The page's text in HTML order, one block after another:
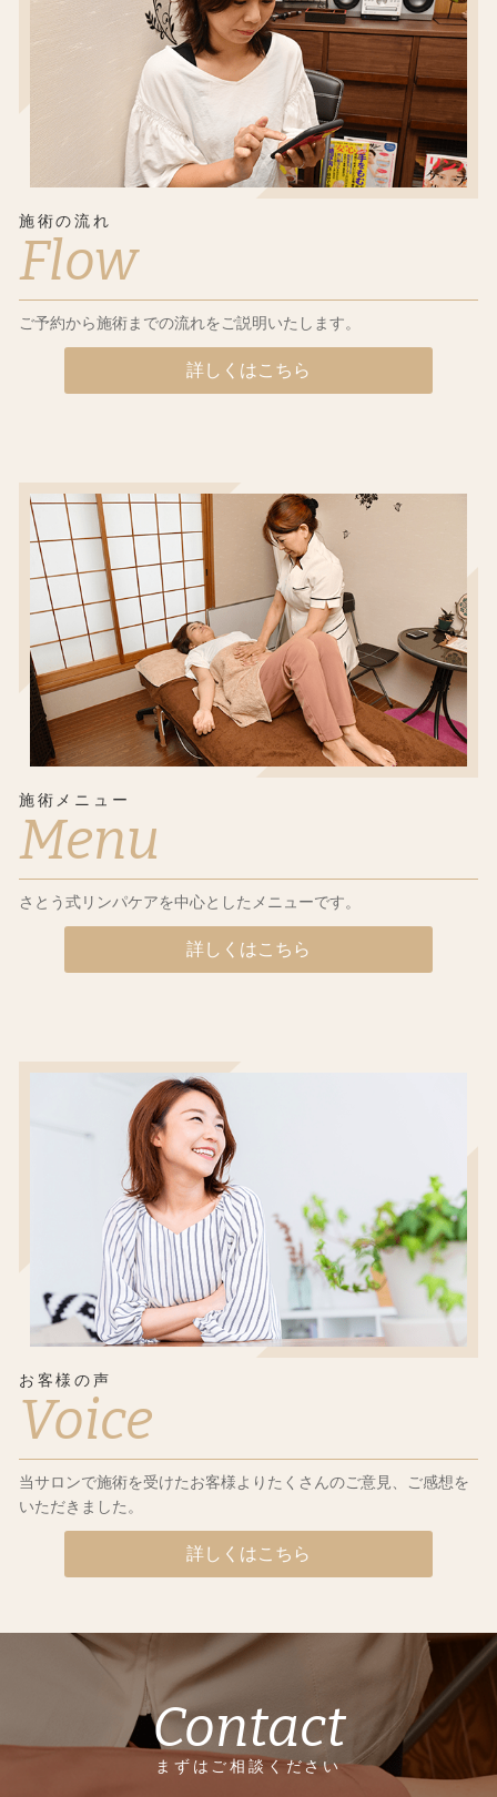
施術の流れ
Flow
ご予約から施術までの流れをご説明いたします。
詳しくはこちら
施術メニュー
Menu
さとう式リンパケアを中心としたメニューです。
詳しくはこちら
お客様の声
Voice
当サロンで施術を受けたお客様よりたくさんのご意見、ご感想を
いただきました。
詳しくはこちら
Contact
まずはご相談ください